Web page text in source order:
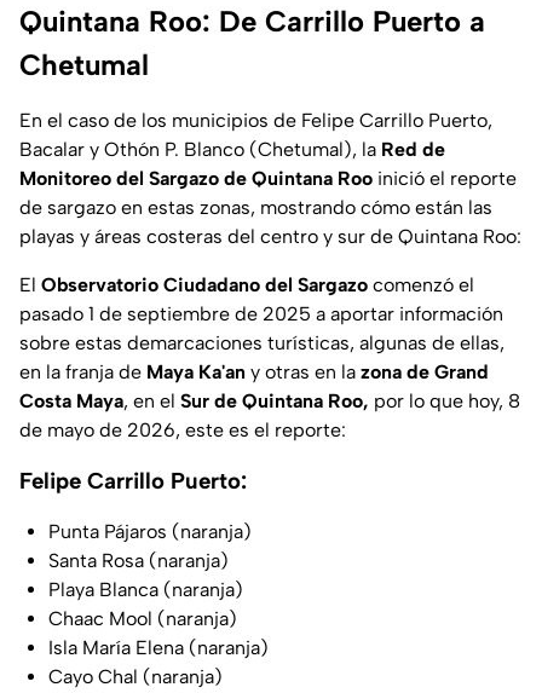
Quintana Roo: De Carrillo Puerto a
Chetumal
En el caso de los municipios de Felipe Carrillo Puerto,
Bacalar y Othón P. Blanco (Chetumal), la Red de
Monitoreo del Sargazo de Quintana Roo inició el reporte
de sargazo en estas zonas, mostrando cómo están las
playas y áreas costeras del centro y sur de Quintana Roo:
El Observatorio Ciudadano del Sargazo comenzó el
pasado 1 de septiembre de 2025 a aportar información
sobre estas demarcaciones turísticas, algunas de ellas,
en la franja de Maya Ka'an y otras en la zona de Grand
Costa Maya, en el Sur de Quintana Roo, por lo que hoy, 8
de mayo de 2026, este es el reporte:
Felipe Carrillo Puerto:
Punta Pájaros (naranja)
Santa Rosa (naranja)
Playa Blanca (naranja)
Chaac Mool (naranja)
Isla María Elena (naranja)
Cayo Chal (naranja)